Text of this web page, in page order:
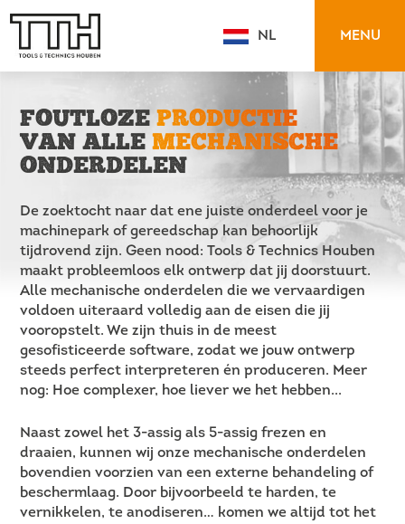
NL MENU
FOUTLOZEPRODUCTIE
VAN ALLEMECHANISCHE
ONDERDELEN
De zoektocht naar dat ene juiste onderdeel voor je
machinepark of gereedschap kan behoorlijk
tijdrovend zijn. Geen nood: Tools & Technics Houben
maakt probleemloos elk ontwerp dat jij doorstuurt.
Alle mechanische onderdelen die we vervaardigen
voldoen uiteraard volledig aan de eisen die jij
vooropstelt. We zijn thuis in de meest
gesofisticeerde software, zodat we jouw ontwerp
steeds perfect interpreteren én produceren. Meer
nog: Hoe complexer, hoe liever we het hebben...
Naast zowel het 3-assig als 5-assig frezen en
draaien, kunnen wij onze mechanische onderdelen
bovendien voorzien van een externe behandeling of
beschermlaag. Door bijvoorbeeld te harden, te
vernikkelen, te anodiseren… komen we altijd tot het